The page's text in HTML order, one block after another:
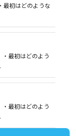
初はどのような
最初はどのよう
最初はどのよう